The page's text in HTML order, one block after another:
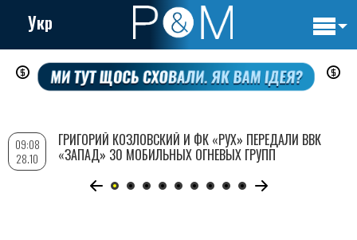
Перейти
содержанию
Укр
09:08
28.10
ГРИГОРИЙ КОЗЛОВСКИЙ И ФК «РУХ» ПЕРЕДАЛИ ВВК
«ЗАПАД» 30 МОБИЛЬНЫХ ОГНЕВЫХ ГРУПП